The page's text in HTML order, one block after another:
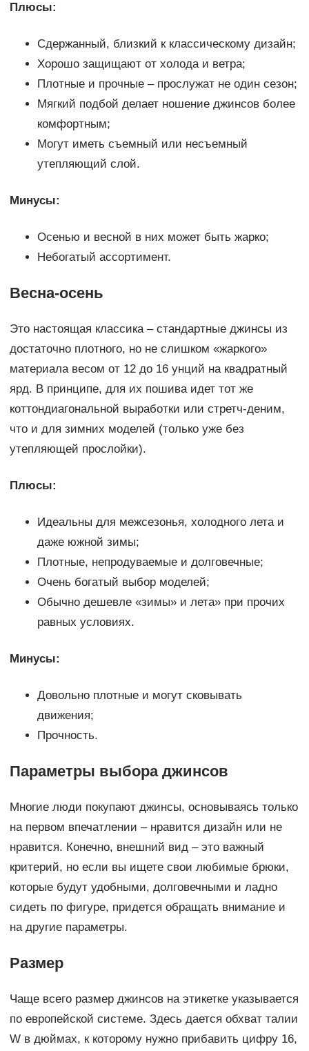
Плюсы:
Сдержанный, близкий к классическому дизайн;
Хорошо защищают от холода и ветра;
Плотные и прочные – прослужат не один сезон;
Мягкий подбой делает ношение джинсов более
комфортным;
Могут иметь съемный или несъемный
утепляющий слой.
Минусы:
Осенью и весной в них может быть жарко;
Небогатый ассортимент.
Весна-осень
Это настоящая классика – стандартные джинсы из
достаточно плотного, но не слишком «жаркого»
материала весом от 12 до 16 унций на квадратный
ярд. В принципе, для их пошива идет тот же
коттондиагональной выработки или стретч-деним,
что и для зимних моделей (только уже без
утепляющей прослойки).
Плюсы:
Идеальны для межсезонья, холодного лета и
даже южной зимы;
Плотные, непродуваемые и долговечные;
Очень богатый выбор моделей;
Обычно дешевле «зимы» и лета» при прочих
равных условиях.
Минусы:
Довольно плотные и могут сковывать
движения;
Прочность.
Параметры выбора джинсов
Многие люди покупают джинсы, основываясь только
на первом впечатлении – нравится дизайн или не
нравится. Конечно, внешний вид – это важный
критерий, но если вы ищете свои любимые брюки,
которые будут удобными, долговечными и ладно
сидеть по фигуре, придется обращать внимание и
на другие параметры.
Размер
Чаще всего размер джинсов на этикетке указывается
по европейской системе. Здесь дается обхват талии
W в дюймах, к которому нужно прибавить цифру 16,